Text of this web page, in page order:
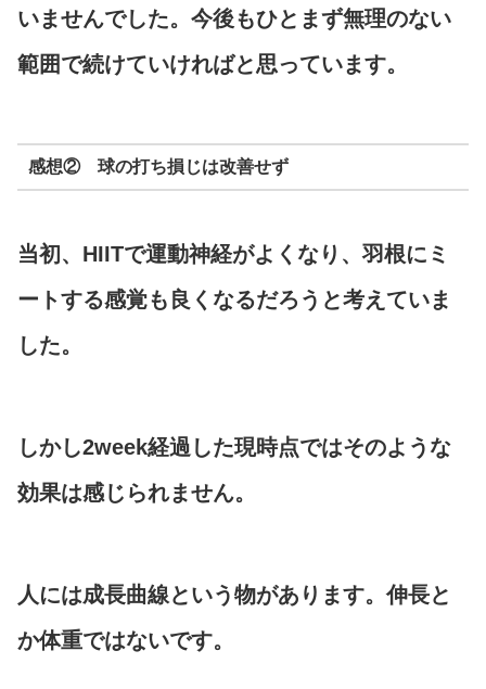
いませんでした。今後もひとまず無理のない
範囲で続けていければと思っています。
感想② 球の打ち損じは改善せず
当初、HIITで運動神経がよくなり、羽根にミ
ートする感覚も良くなるだろうと考えていま
した。
しかし2week経過した現時点ではそのような
効果は感じられません。
人には成長曲線という物があります。伸長と
か体重ではないです。